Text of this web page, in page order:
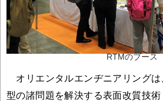
RTMのブース
オリエンタルエンヂニアリングは
型の諸問題を解決する表面改質技